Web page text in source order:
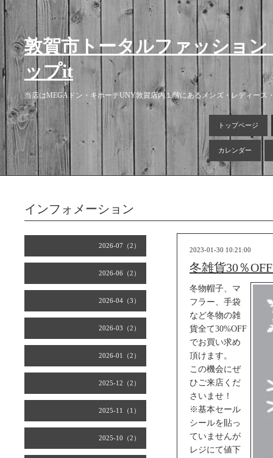
敦賀市トータルファッショ
ップit
当店はMEGAドン・キホーテUNY敦賀店内１階にあるメンズ・レディー
トップページ
カレンダー
2026-07（2）
2026-06（2）
2026-04（3）
2026-03（2）
2026-01（2）
2025-12（2）
2025-11（1）
2025-10（2）
インフォメーション
2023-01-30 10:21:00
冬雑貨30％
冬物帽子、マ
フラー、手袋
など冬物の雑
貨全て30%OFF
でお買い求め
頂けます。
この機会にぜ
ひご来店くだ
さいませ！
※基本セール
シールを貼っ
ていませんが
レジにて値下